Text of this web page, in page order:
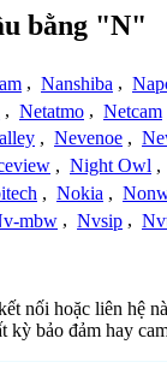
bằng "N"
, Nanshiba ,
, Netatmo , Netcam
, Nevenoe ,
, Night Owl ,
, Nokia ,
mbw , Nvsip ,
nối hoặc liên hệ
bảo đảm hay